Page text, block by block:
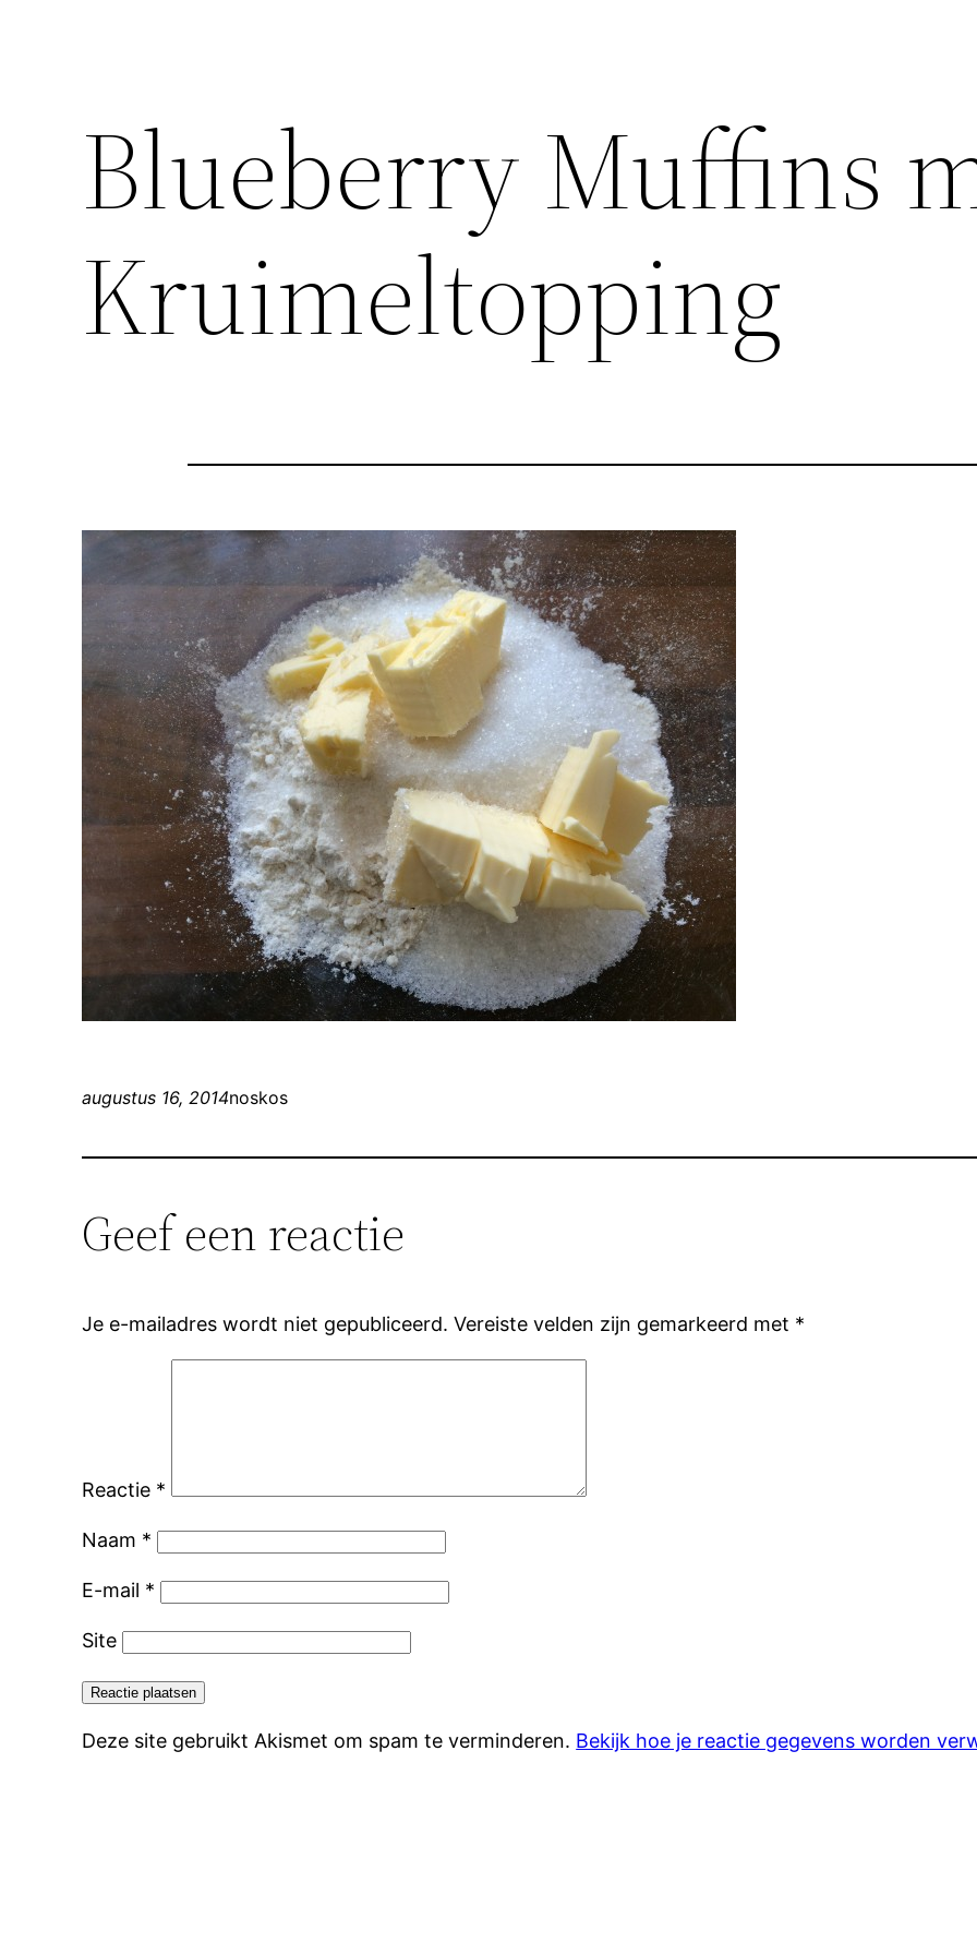
Blueberry Muffins
Kruimeltopping
augustus 16, 2014noskos
Geef een reactie
Je e-mailadres wordt niet gepubliceerd. Vereiste velden zijn gemarkeerd met *
Reactie *
Naam *
E-mail *
Site
Deze site gebruikt Akismet om spam te verminderen. Bekijk hoe je reactie gegevens worden